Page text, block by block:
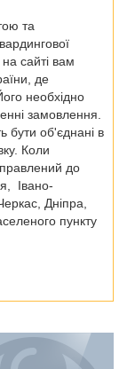
та
сайті вам
де
необхідно
замовлення.
бути об'єднані в
Коли
до
Івано-
Дніпра,
пункту